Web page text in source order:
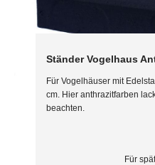
Ständer Vogelhaus
Für Vogelhäuser mit
cm. Hier anthrazitfarben
beachten.
Für